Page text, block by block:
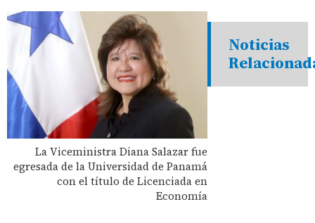
La Viceministra Diana Salazar fue
egresada de la Universidad de Panamá
con el título de Licenciada en
Economía
Noticias